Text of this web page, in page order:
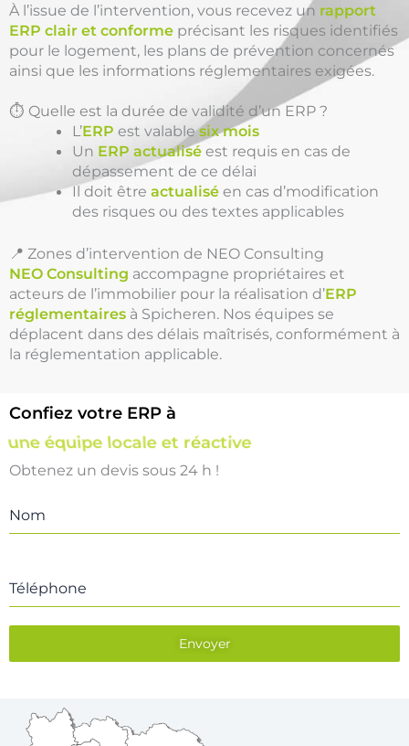
À l’issue de l’intervention, vous recevez un rapport
ERP clair et conforme précisant les risques identifiés
pour le logement, les plans de prévention concernés
ainsi que les informations réglementaires exigées.
⏱️ Quelle est la durée de validité d’un ERP ?
L’ERP est valablesix mois
Un ERP actualisé est requis en cas de
dépassement de ce délai
Il doit êtreactualisé en cas d’modification
des risques ou des textes applicables
📍 Zones d’intervention de NEO Consulting
NEO Consulting accompagne propriétaires et
acteurs de l’immobilier pour la réalisation d’ERP
réglementaires à Spicheren. Nos équipes se
déplacent dans des délais maîtrisés, conformément à
la réglementation applicable.
Confiez votre ERP à
une équipe locale et réactive
Obtenez un devis sous 24 h !
Nom
Téléphone
Envoyer